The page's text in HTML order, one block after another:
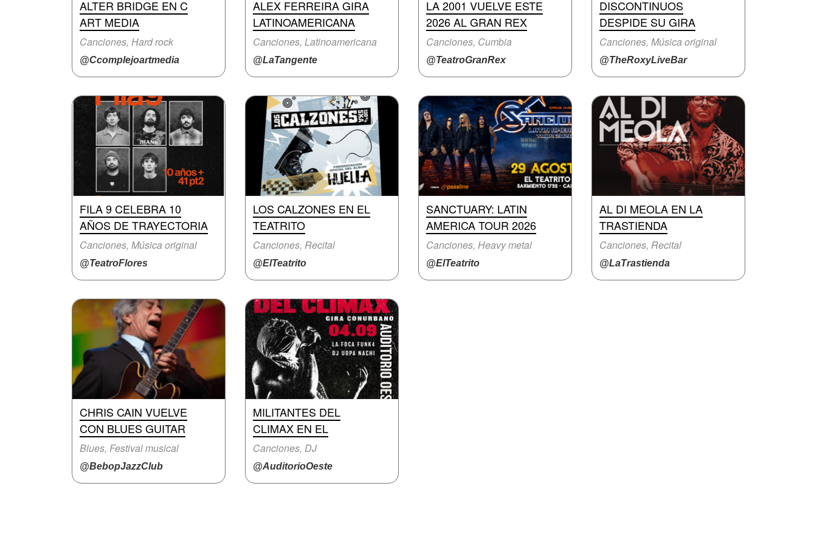
ALTER BRIDGE EN C
ART MEDIA
Canciones, Hard rock
@Ccomplejoartmedia
ALEX FERREIRA GIRA
LATINOAMERICANA
Canciones, Latinoamericana
@LaTangente
LA 2001 VUELVE ESTE
2026 AL GRAN REX
Canciones, Cumbia
@TeatroGranRex
DISCONTINUOS
DESPIDE SU GIRA
Canciones, Música original
@TheRoxyLiveBar
FILA 9 CELEBRA 10
AÑOS DE TRAYECTORIA
Canciones, Música original
@TeatroFlores
LOS CALZONES EN EL
TEATRITO
Canciones, Recital
@ElTeatrito
SANCTUARY: LATIN
AMERICA TOUR 2026
Canciones, Heavy metal
@ElTeatrito
AL DI MEOLA EN LA
TRASTIENDA
Canciones, Recital
@LaTrastienda
CHRIS CAIN VUELVE
CON BLUES GUITAR
Blues, Festival musical
@BebopJazzClub
MILITANTES DEL
CLIMAX EN EL
Canciones, DJ
@AuditorioOeste